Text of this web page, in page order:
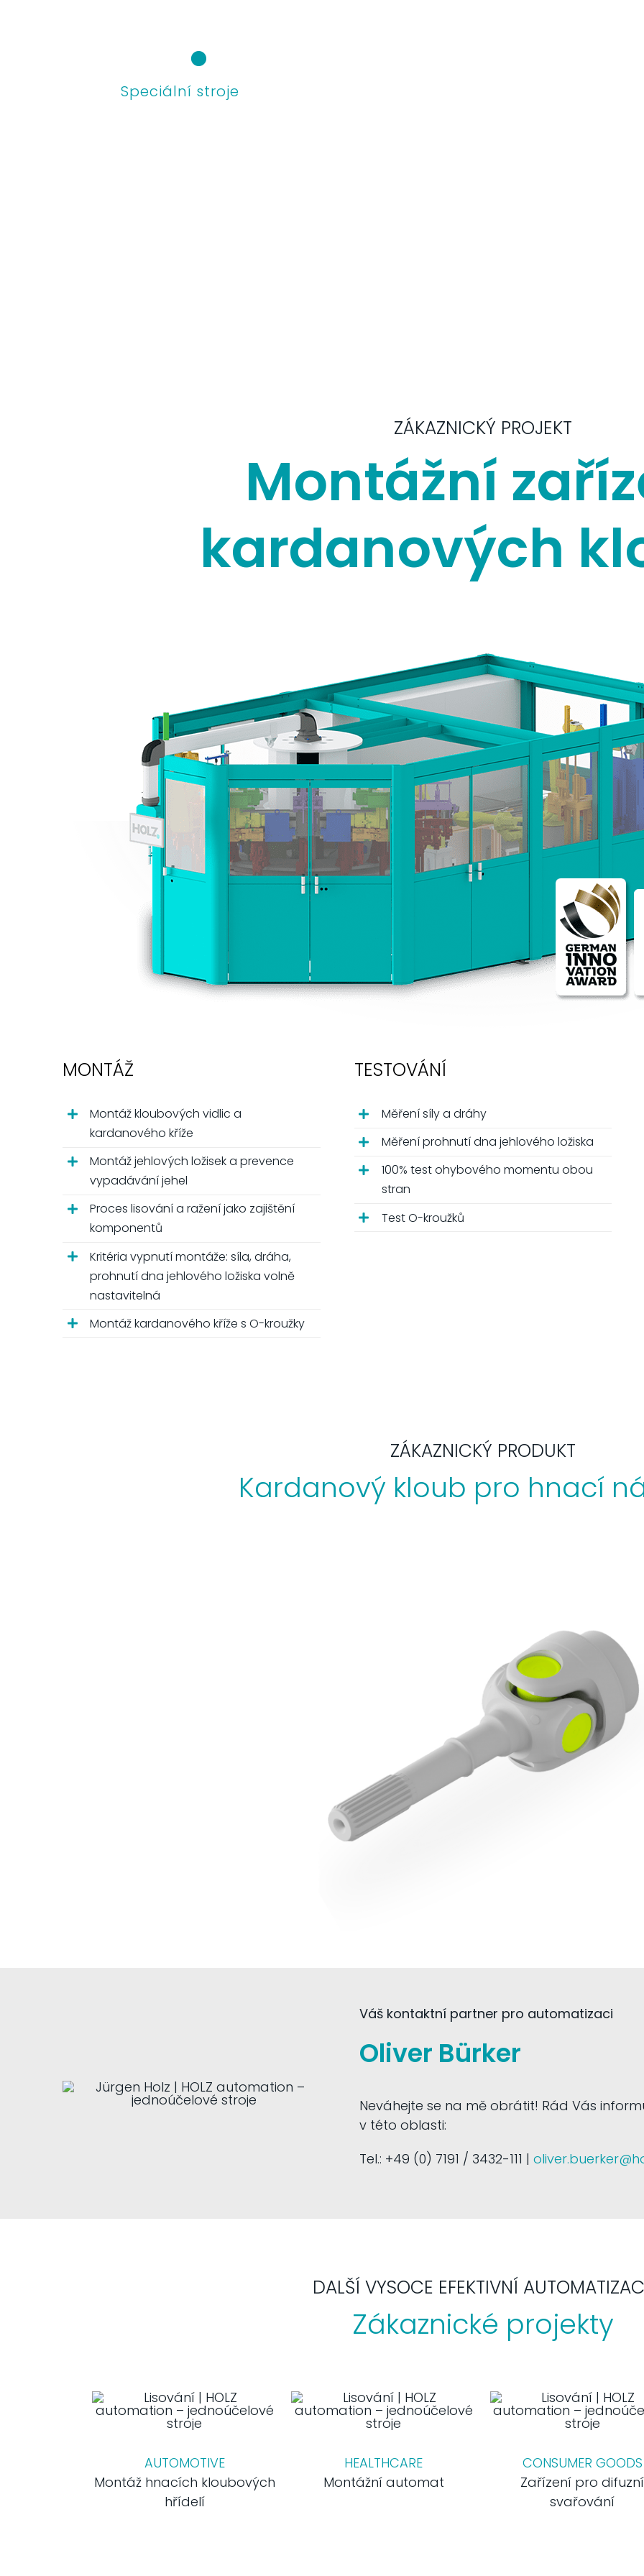
Speciální stroje
ZÁKAZNICKÝ PROJEKT
Montážní
kardanových
MONTÁŽ
Montáž kloubových vidlic a
kardanového kříže
Montáž jehlových ložisek a prevence
vypadávání jehel
Proces lisování a ražení jako zajištění
komponentů
Kritéria vypnutí montáže: síla, dráha,
prohnutí dna jehlového ložiska volně
nastavitelná
Montáž kardanového kříže s O-kroužky
TESTOVÁNÍ
Měření síly a dráhy
Měření prohnutí dna jehlového ložiska
100% test ohybového momentu obou
stran
Test O-kroužků
ZÁKAZNICKÝ PRODUKT
Kardanový kloub pro hnací
Váš kontaktní partner pro automatizaci
Oliver Bürker
Neváhejte se na mě obrátit! Rád Vás
v této oblasti:
Tel.: +49 (0) 7191 / 3432-111 |
DALŠÍ VYSOCE EFEKTIVNÍ
Zákaznické projekty
AUTOMOTIVE
Montáž hnacích kloubových
hřídelí
HEALTHCARE
Montážní automat
CONSUMER GOODS
Zařízení pro difuzní
svařování